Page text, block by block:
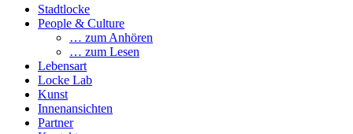
Stadtlocke
People & Culture
… zum Anhören
… zum Lesen
Lebensart
Locke Lab
Kunst
Innenansichten
Partner